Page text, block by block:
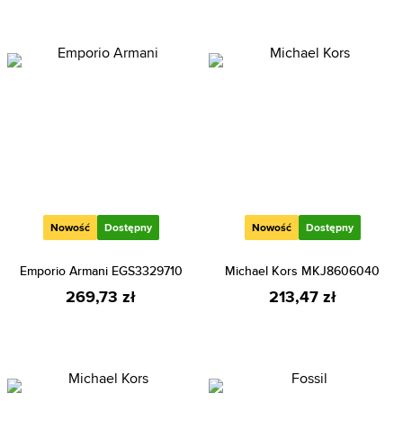
Nowość Dostępny
Emporio Armani EGS3329710
269,73 zł
Nowość Dostępny
Michael Kors MKJ8606040
213,47 zł